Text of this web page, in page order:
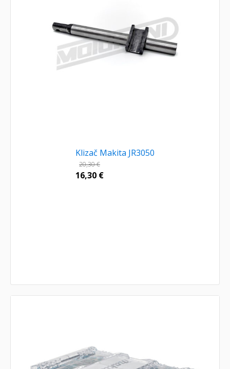
Klizač Makita JR3050
20,30€
16,30 €